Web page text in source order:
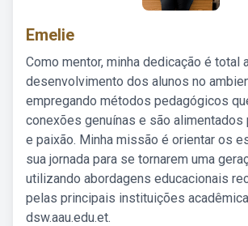
Emelie
Como mentor, minha dedicação é total
desenvolvimento dos alunos no
empregando métodos pedagógicos
conexões genuínas e são alimentados
e paixão. Minha missão é orientar os
sua jornada para se tornarem uma
utilizando abordagens educacionais
pelas principais instituições
dsw.aau.edu.et.